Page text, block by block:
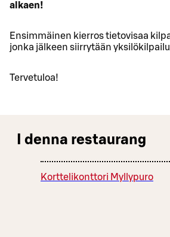
alkaen!
Ensimmäinen kierros tietovisaa
jonka jälkeen siirrytään
Tervetuloa!
I denna restaurang
Korttelikonttori Myllypuro